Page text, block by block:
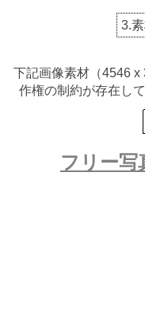
3.
下記画像素材（4546
作権の制約が存在し
フリー写